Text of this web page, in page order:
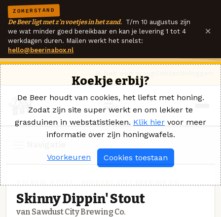
ZOMERSTAND
De Beer ligt met z'n voetjes in het zand. T/m 10 augustus zijn
we wat minder goed bereikbaar en kan je levering 1 tot 4
werkdagen duren. Mailen werkt het snelst:
hello@beerinabox.nl
×
Skinny Dippin' Stout
van Sawdust City Brewing Co.
Koekje erbij?
De Beer houdt van cookies, het liefst met honing.
Zodat zijn site super werkt en om lekker te
grasduinen in webstatistieken. Klik hier voor meer
informatie over zijn honingwafels.
Voorkeuren Cookies toestaan